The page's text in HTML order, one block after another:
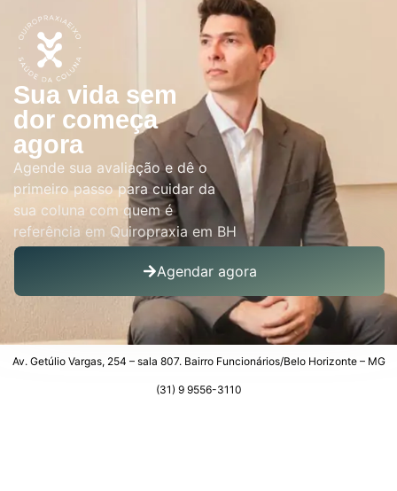
Sua vida sem
dor começa
agora
Agende sua avaliação e dê o
primeiro passo para cuidar da
sua coluna com quem é
referência em Quiropraxia em BH
Agendar agora
Av. Getúlio Vargas, 254 – sala 807. Bairro Funcionários/Belo Horizonte – MG
(31) 9 9556-3110